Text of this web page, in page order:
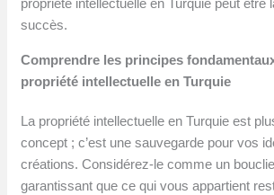
propriété intellectuelle en Turquie peut être
succès.
Comprendre les principes
propriété intellectuelle en Turquie
La propriété intellectuelle en Turquie est
concept ; c’est une sauvegarde pour vos
créations. Considérez-le comme un
garantissant que ce qui vous appartient